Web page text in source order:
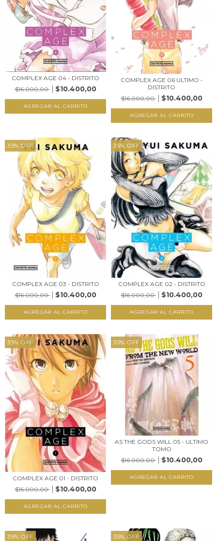
COMPLEX AGE 04 - DISTRITO
$16.000,00
$10.400,00
COMPLEX AGE 06 ULTIMO -
DISTRITO
$16.000,00
$10.400,00
35% OFF
COMPLEX AGE 03 - DISTRITO
$16.000,00
$10.400,00
35% OFF
COMPLEX AGE 02 - DISTRITO
$16.000,00
$10.400,00
35% OFF
COMPLEX AGE 01 - DISTRITO
$16.000,00
$10.400,00
35% OFF
AS THE GODS WILL 05 - ULTIMO
TOMO
$16.000,00
$10.400,00
35% OFF 35%OFF